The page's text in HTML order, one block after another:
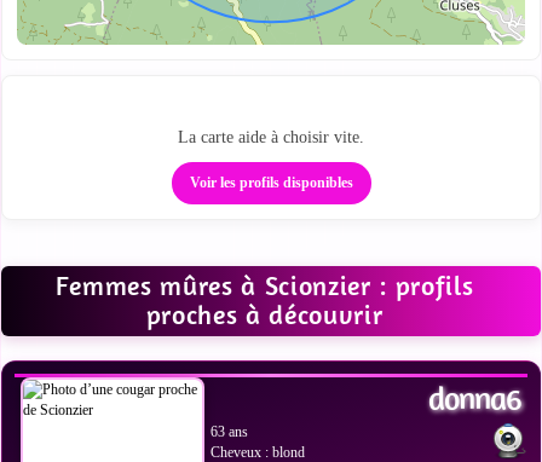
La carte aide à choisir vite.
Voir les profils disponibles
Femmes mûres à Scionzier : profils
proches à découvrir
VOIR LES PHOTOS
donna6
63 ans
Cheveux : blond